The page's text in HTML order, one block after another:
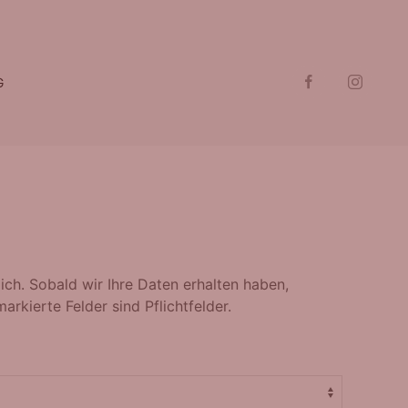
Sobald wir Ihre Daten erhalten haben,
Felder sind Pflichtfelder.